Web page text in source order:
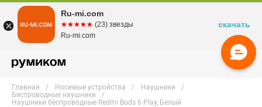
Главная Носимые устройства
Наушники
Беспроводные наушники
Наушники беспроводные Redmi Buds 6 Play, Белый
Ru-mi.com
☆☆☆☆☆
★★★★★ (23) звезды
Ru-mi.com
скачать